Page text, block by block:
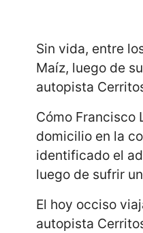
Sin vida, entre
Maíz, luego de
autopista
Cómo Francisco
domicilio en la
identificado el
luego de sufrir
El hoy occiso
autopista